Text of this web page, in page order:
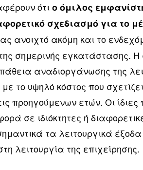
ότιο όμιλος
σχεδιασμό για το
ανοιχτό ακόμη και το
σημερινής εγκατάστασης.
αναδιοργάνωσης της
το υψηλό κόστος που
προηγούμενων ετών. Οι
σε ιδιόκτητες ή
τα λειτουργικά
λειτουργία της επιχείρησης.